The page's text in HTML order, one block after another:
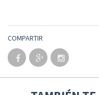
COMPARTIR